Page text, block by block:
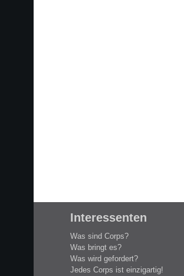
Interessenten
Was sind Corps?
Was bringt es?
Was wird gefordert?
Jedes Corps ist einzigartig!